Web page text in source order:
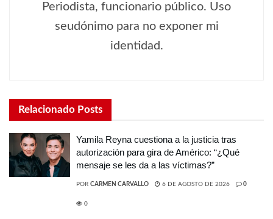
Periodista, funcionario público. Uso
seudónimo para no exponer mi
identidad.
Relacionado Posts
Yamila Reyna cuestiona a la justicia tras
autorización para gira de Américo: “¿Qué
mensaje se les da a las víctimas?”
POR CARMEN CARVALLO 6 DE AGOSTO DE 2026 0
0